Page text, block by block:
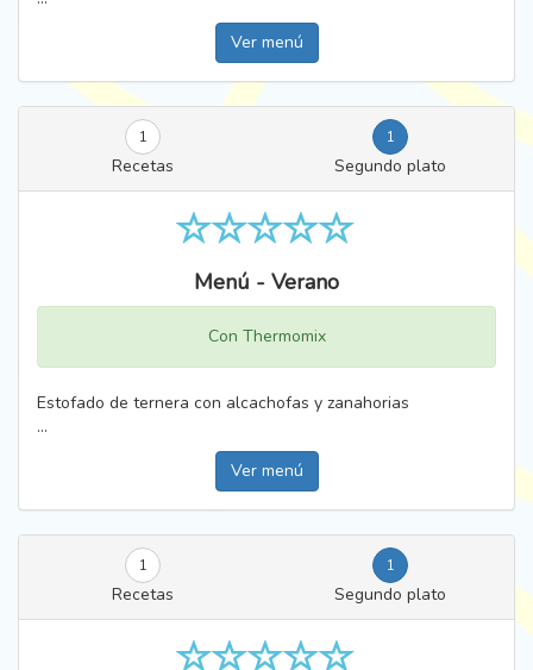
Ver menú
1 1
Recetas Segundo plato
Menú - Verano
Con Thermomix
Estofado de ternera con alcachofas y zanahorias
...
Ver menú
1 1
Recetas Segundo plato